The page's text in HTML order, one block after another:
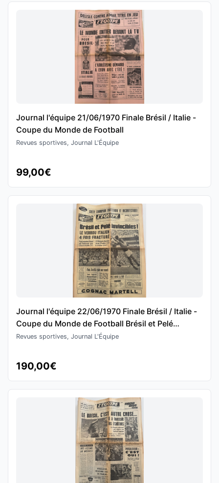
Journal l'équipe 21/06/1970 Finale Brésil / Italie -
Coupe du Monde de Football
Revues sportives, Journal L'Équipe
99,00€
Journal l'équipe 22/06/1970 Finale Brésil / Italie -
Coupe du Monde de Football Brésil et Pelé
invincibles !!
Revues sportives, Journal L'Équipe
190,00€